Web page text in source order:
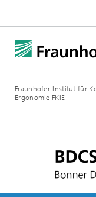
Fraunhofer-Institut für
Ergonomie FKIE